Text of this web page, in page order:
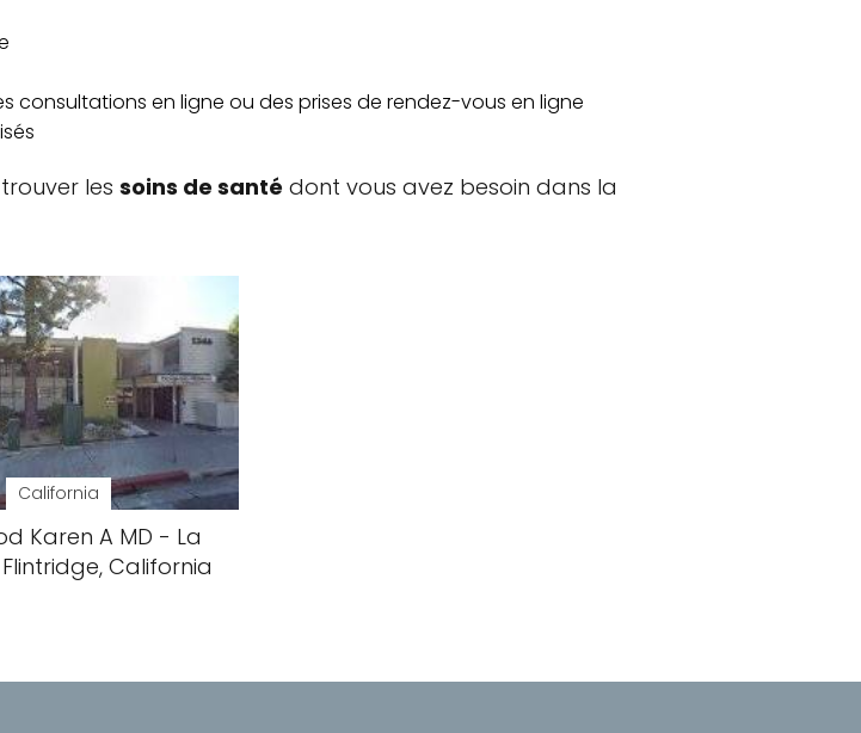
consultations en ligne ou des prises de rendez-vous en ligne
les soins de santé dont vous avez besoin dans la
California
Karen A MD - La
California